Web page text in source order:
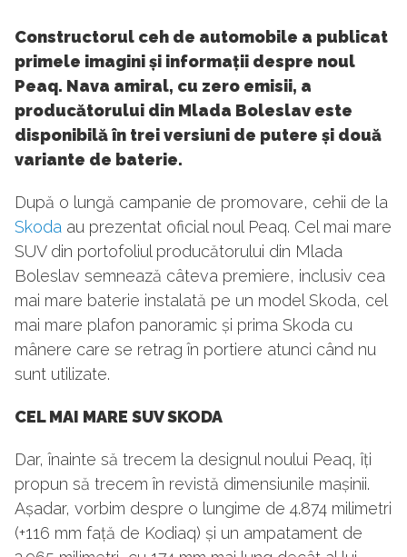
Constructorul ceh de automobile a publicat
primele imagini și informații despre noul
Peaq. Nava amiral, cu zero emisii, a
producătorului din Mlada Boleslav este
disponibilă în trei versiuni de putere și două
variante de baterie.
După o lungă campanie de promovare, cehii de la
Skoda au prezentat oficial noul Peaq. Cel mai mare
SUV din portofoliul producătorului din Mlada
Boleslav semnează câteva premiere, inclusiv cea
mai mare baterie instalată pe un model Skoda, cel
mai mare plafon panoramic și prima Skoda cu
mânere care se retrag în portiere atunci când nu
sunt utilizate.
CEL MAI MARE SUV SKODA
Dar, înainte să trecem la designul noului Peaq, îți
propun să trecem în revistă dimensiunile mașinii.
Așadar, vorbim despre o lungime de 4.874 milimetri
(+116 mm față de Kodiaq) și un ampatament de